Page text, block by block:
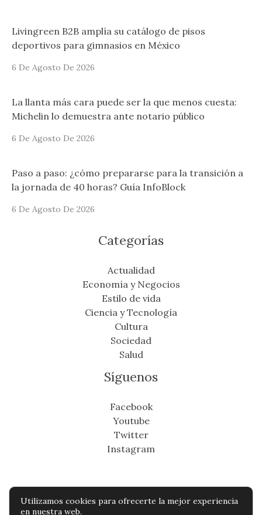
Livingreen B2B amplía su catálogo de pisos
deportivos para gimnasios en México
6 De Agosto De 2026
La llanta más cara puede ser la que menos cuesta:
Michelin lo demuestra ante notario público
6 De Agosto De 2026
Paso a paso: ¿cómo prepararse para la transición a
la jornada de 40 horas? Guía InfoBlock
6 De Agosto De 2026
Categorías
Actualidad
Economía y Negocios
Estilo de vida
Ciencia y Tecnología
Cultura
Sociedad
Salud
Síguenos
Facebook
Youtube
Twitter
Instagram
Copyright © Todos os direitos reservados -
Utilizamos cookies para ofrecerte la mejor experiencia
en nuestra web.